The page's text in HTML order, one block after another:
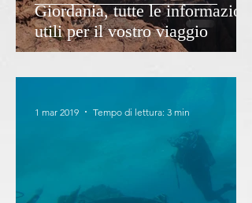
Giordania, tutte le informazioni
utili per il vostro viaggio
1 mar 2019 Tempo di lettura: 3 min